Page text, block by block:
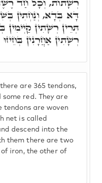
are 365 tendons,
red. They are
tendons are woven
net is called
descend into the
them there are two
iron, the other of
דָּא בְּדָא, וְנַחְתִּין
תְּרֵין רְשָׁתִין קַיְימִין
רְשָׁתִין אַחֲרָנִין